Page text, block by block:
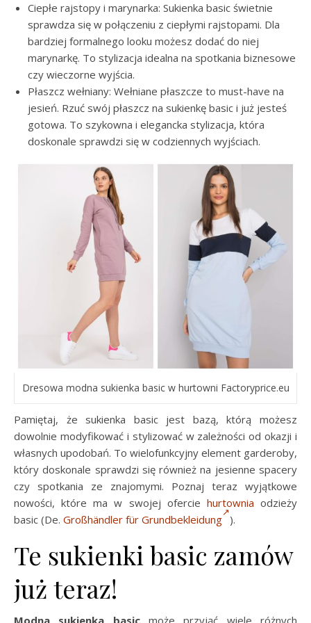
Ciepłe rajstopy i marynarka: Sukienka basic świetnie
sprawdza się w połączeniu z ciepłymi rajstopami. Dla
bardziej formalnego looku możesz dodać do niej
marynarkę. To stylizacja idealna na spotkania biznesowe
czy wieczorne wyjścia.
Płaszcz wełniany: Wełniane płaszcze to must-have na
jesień. Rzuć swój płaszcz na sukienkę basic i już jesteś
gotowa. To szykowna i elegancka stylizacja, która
doskonale sprawdzi się w codziennych wyjściach.
Dresowa modna sukienka basic w hurtowni Factoryprice.eu
Pamiętaj, że sukienka basic jest bazą, którą możesz
dowolnie modyfikować i stylizować w zależności od okazji i
własnych upodobań. To wielofunkcyjny element garderoby,
który doskonale sprawdzi się również na jesienne spacery
czy spotkania ze znajomymi. Poznaj teraz wyjątkowe
nowości, które ma w swojej ofercie hurtownia odzieży
basic (De. Großhändler für Grundbekleidung ).
Te sukienki basic zamów
już teraz!
Modna sukienka basicmoże przyjąć wiele różnych